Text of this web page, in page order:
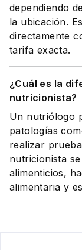
dependiendo
la ubicación.
directamente
tarifa exacta.
¿Cuál es la
nutricionista?
Un nutriólogo
patologías
realizar
nutricionista
alimenticios,
alimentaria y